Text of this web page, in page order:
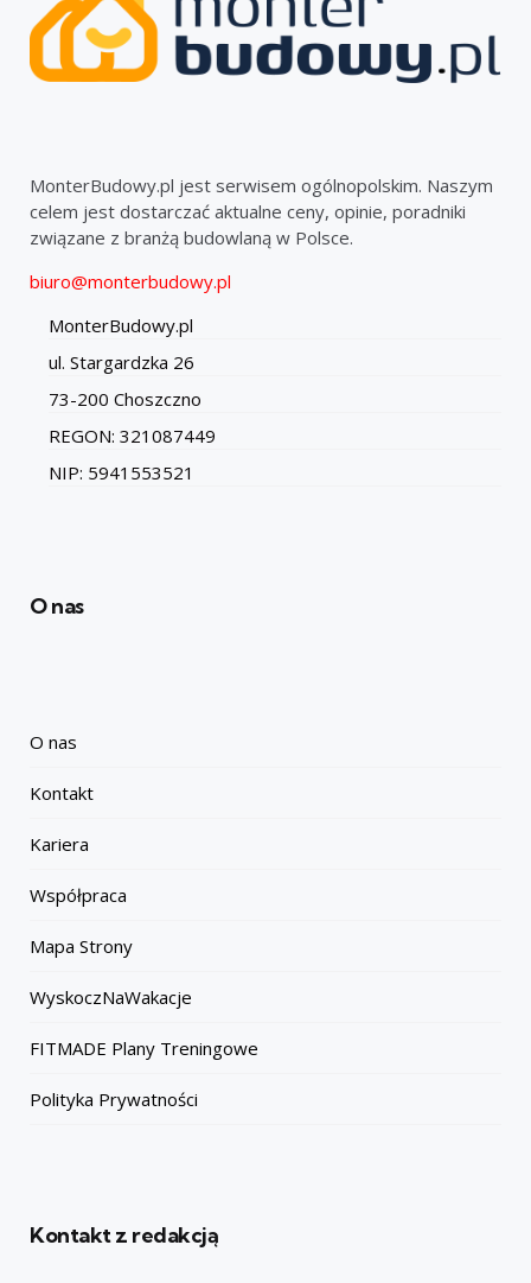
MonterBudowy.pl jest serwisem ogólnopolskim. Naszym
celem jest dostarczać aktualne ceny, opinie, poradniki
związane z branżą budowlaną w Polsce.
biuro@monterbudowy.pl
MonterBudowy.pl
ul. Stargardzka 26
73-200 Choszczno
REGON: 321087449
NIP: 5941553521
O nas
O nas
Kontakt
Kariera
Współpraca
Mapa Strony
WyskoczNaWakacje
FITMADE Plany Treningowe
Polityka Prywatności
Kontakt z redakcją